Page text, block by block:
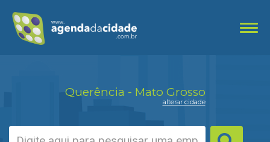
Querência - Mato Grosso
alterar cidade